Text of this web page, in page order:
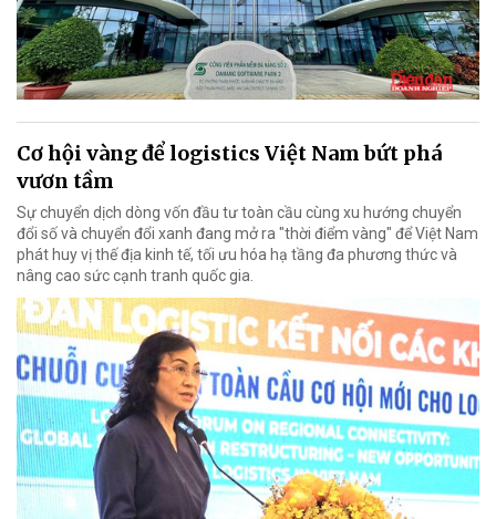
Cơ hội vàng để logistics Việt Nam bứt phá
vươn tầm
Sự chuyển dịch dòng vốn đầu tư toàn cầu cùng xu hướng chuyển
đổi số và chuyển đổi xanh đang mở ra "thời điểm vàng" để Việt Nam
phát huy vị thế địa kinh tế, tối ưu hóa hạ tầng đa phương thức và
nâng cao sức cạnh tranh quốc gia.